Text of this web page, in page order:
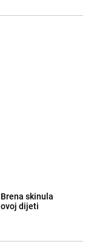
skinula
dijeti